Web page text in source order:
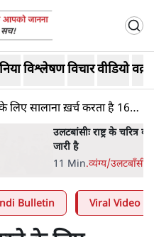
विश्लेषणविचारवीडियो
सालाना ख़र्च करता है 16
राष्ट्र के चरित्र की मरम्मत
व्यंग्य/उलटबाँसी
Bulletin Viral Video